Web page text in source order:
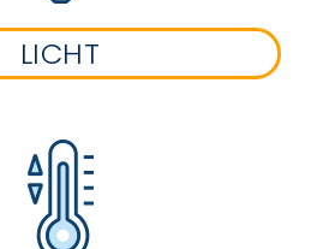
LICHT